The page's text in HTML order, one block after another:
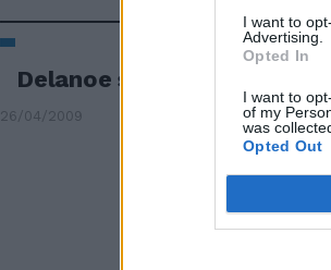
I want to
Advertising.
Opted In
I want to
of my
was
Opted Out
Delanoe si scatena contro
26/04/2009